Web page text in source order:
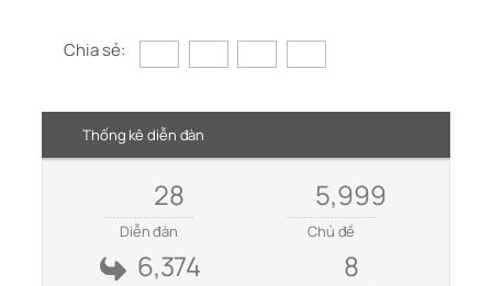
Chia sẻ:
Thống kê diễn đàn
28
Diễn đàn
5,999
Chủ đề
6,374 8